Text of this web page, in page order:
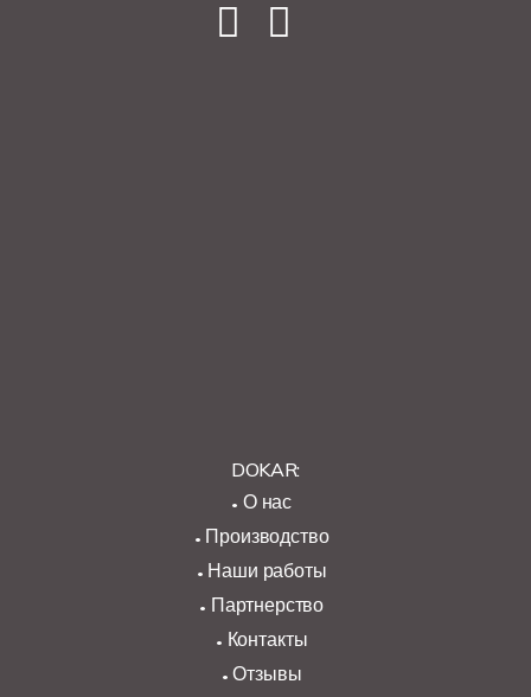
DOKAR:
О нас
Производство
Наши работы
Партнерство
Контакты
Отзывы